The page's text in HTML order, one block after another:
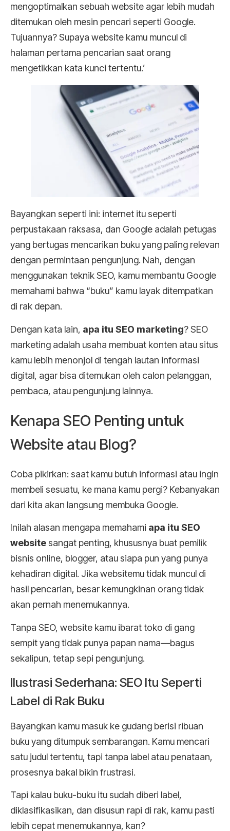
mengoptimalkan sebuah website agar lebih mudah
ditemukan oleh mesin pencari seperti Google.
Tujuannya? Supaya website kamu muncul di
halaman pertama pencarian saat orang
mengetikkan kata kunci tertentu.’
Bayangkan seperti ini: internet itu seperti
perpustakaan raksasa, dan Google adalah petugas
yang bertugas mencarikan buku yang paling relevan
dengan permintaan pengunjung. Nah, dengan
menggunakan teknik SEO, kamu membantu Google
memahami bahwa “buku” kamu layak ditempatkan
di rak depan.
Dengan kata lain, apa itu SEO marketing? SEO
marketing adalah usaha membuat konten atau situs
kamu lebih menonjol di tengah lautan informasi
digital, agar bisa ditemukan oleh calon pelanggan,
pembaca, atau pengunjung lainnya.
Kenapa SEO Penting untuk
Website atau Blog?
Coba pikirkan: saat kamu butuh informasi atau ingin
membeli sesuatu, ke mana kamu pergi? Kebanyakan
dari kita akan langsung membuka Google.
Inilah alasan mengapa memahami apa itu SEO
websitesangat penting, khususnya buat pemilik
bisnis online, blogger, atau siapa pun yang punya
kehadiran digital. Jika websitemu tidak muncul di
hasil pencarian, besar kemungkinan orang tidak
akan pernah menemukannya.
Tanpa SEO, website kamu ibarat toko di gang
sempit yang tidak punya papan nama—bagus
sekalipun, tetap sepi pengunjung.
Ilustrasi Sederhana: SEO Itu Seperti
Label di Rak Buku
Bayangkan kamu masuk ke gudang berisi ribuan
buku yang ditumpuk sembarangan. Kamu mencari
satu judul tertentu, tapi tanpa label atau penataan,
prosesnya bakal bikin frustrasi.
Tapi kalau buku-buku itu sudah diberi label,
diklasifikasikan, dan disusun rapi di rak, kamu pasti
lebih cepat menemukannya, kan?